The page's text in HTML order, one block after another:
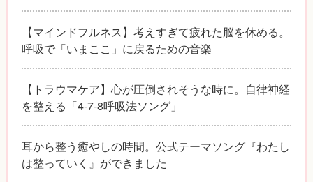
【マインドフルネス】考えすぎて疲れた脳を休める。
呼吸で「いまここ」に戻るための音楽
【トラウマケア】心が圧倒されそうな時に。自律神経
を整える「4-7-8呼吸法ソング」
耳から整う癒やしの時間。公式テーマソング『わたし
は整っていく』ができました